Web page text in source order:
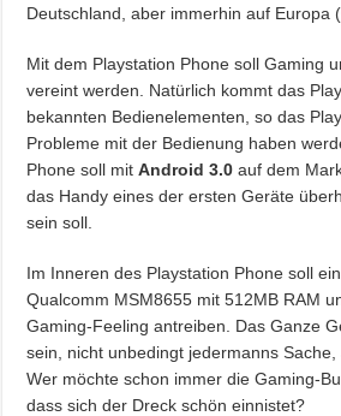
Deutschland, aber immerhin auf Europa
Mit dem Playstation Phone soll Gaming
vereint werden. Natürlich kommt das
bekannten Bedienelementen, so das
Probleme mit der Bedienung haben
Phone soll mitAndroid 3.0 auf dem
das Handy eines der ersten Geräte
sein soll.
Im Inneren des Playstation Phone soll
Qualcomm MSM8655 mit 512MB RAM
Gaming-Feeling antreiben. Das Ganze
sein, nicht unbedingt jedermanns Sache,
Wer möchte schon immer die Gaming-
dass sich der Dreck schön einnistet?